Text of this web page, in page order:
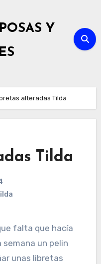
Y
alteradas Tilda
Tilda
semana un pelin
unas libretas